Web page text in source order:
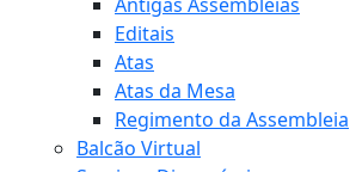
Antigas Assembleias
Editais
Atas
Atas da Mesa
Regimento da Assembleia
Balcão Virtual